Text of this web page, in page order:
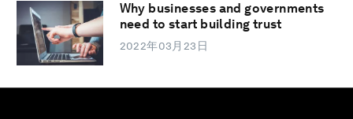
Why businesses and governments
need to start building trust
2022年03月23日